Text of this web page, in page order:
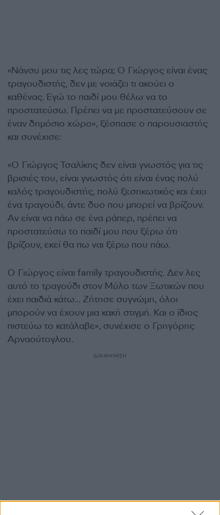
«Νάνσυ μου τις λες τώρα; Ο Γιώργος είναι ένας
τραγουδιστής, δεν με νοιάζει τι ακούει ο
καθένας. Εγώ το παιδί μου θέλω να το
προστατεύσω. Πρέπει να με προστατεύσουν σε
έναν δημόσιο χώρο», ξέσπασε ο παρουσιαστής
και συνέχισε:
«Ο Γιώργος Τσαλίκης δεν είναι γνωστός για τις
βρισιές του, είναι γνωστός ότι είναι ένας πολύ
καλός τραγουδιστής, πολύ ξεσηκωτικός και έχει
ένα τραγούδι, άντε δυο που μπορεί να βρίζουν.
Αν είναι να πάω σε ένα ράπερ, πρέπει να
προστατεύσω το παιδί μου που ξέρω ότι
βρίζουν, εκεί θα πω ναι ξέρω που πάω.
Ο Γιώργος είναι family τραγουδιστής. Δεν λες
αυτό το τραγούδι στον Μύλο των Ξωτικών που
έχει παιδιά κάτω… Ζήτησε συγνώμη, όλοι
μπορούν να έχουν μια κακή στιγμή. Και ο ίδιος
πιστεύω το κατάλαβε», συνέχισε ο Γρηγόρης
Αρναούτογλου.
ΔΙΑΦΗΜΙΣΗ